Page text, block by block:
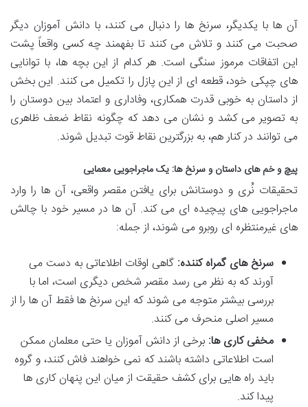
آن ها با یکدیگر، سرنخ ها را دنبال می کنند، با دانش آموزان دیگر
صحبت می کنند و تلاش می کنند تا بفهمند چه کسی واقعاً پشت
این اتفاقات مرموز سنگی است. هر کدام از این بچه ها، با توانایی
های چپکی خود، قطعه ای از این پازل را تکمیل می کنند. این بخش
از داستان به خوبی قدرت همکاری، وفاداری و اعتماد بین دوستان را
به تصویر می کشد و نشان می دهد که چگونه نقاط ضعف ظاهری
می توانند در کنار هم، به بزرگترین نقاط قوت تبدیل شوند.
پیچ و خم های داستان و سرنخ ها: یک ماجراجویی معمایی
تحقیقات نُری و دوستانش برای یافتن مقصر واقعی، آن ها را وارد
ماجراجویی های پیچیده ای می کند. آن ها در مسیر خود با چالش
های غیرمنتظره ای روبرو می شوند، از جمله:
سرنخ های گمراه کننده: گاهی اوقات اطلاعاتی به دست می
آورند که به نظر می رسد مقصر شخص دیگری است، اما با
بررسی بیشتر متوجه می شوند که این سرنخ ها فقط آن ها را از
مسیر اصلی منحرف می کنند.
مخفی کاری ها: برخی از دانش آموزان یا حتی معلمان ممکن
است اطلاعاتی داشته باشند که نمی خواهند فاش کنند، و گروه
باید راه هایی برای کشف حقیقت از میان این پنهان کاری ها
پیدا کند.